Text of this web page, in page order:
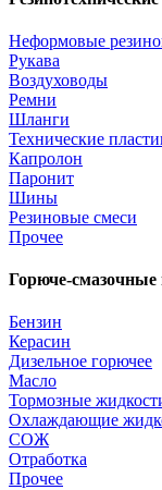
Неформовые
Рукава
Воздуховоды
Ремни
Шланги
Технические
Капролон
Паронит
Шины
Резиновые смеси
Прочее
Горюче-
Бензин
Керасин
Дизельное горючее
Масло
Тормозные
Охлаждающие
СОЖ
Отработка
Прочее